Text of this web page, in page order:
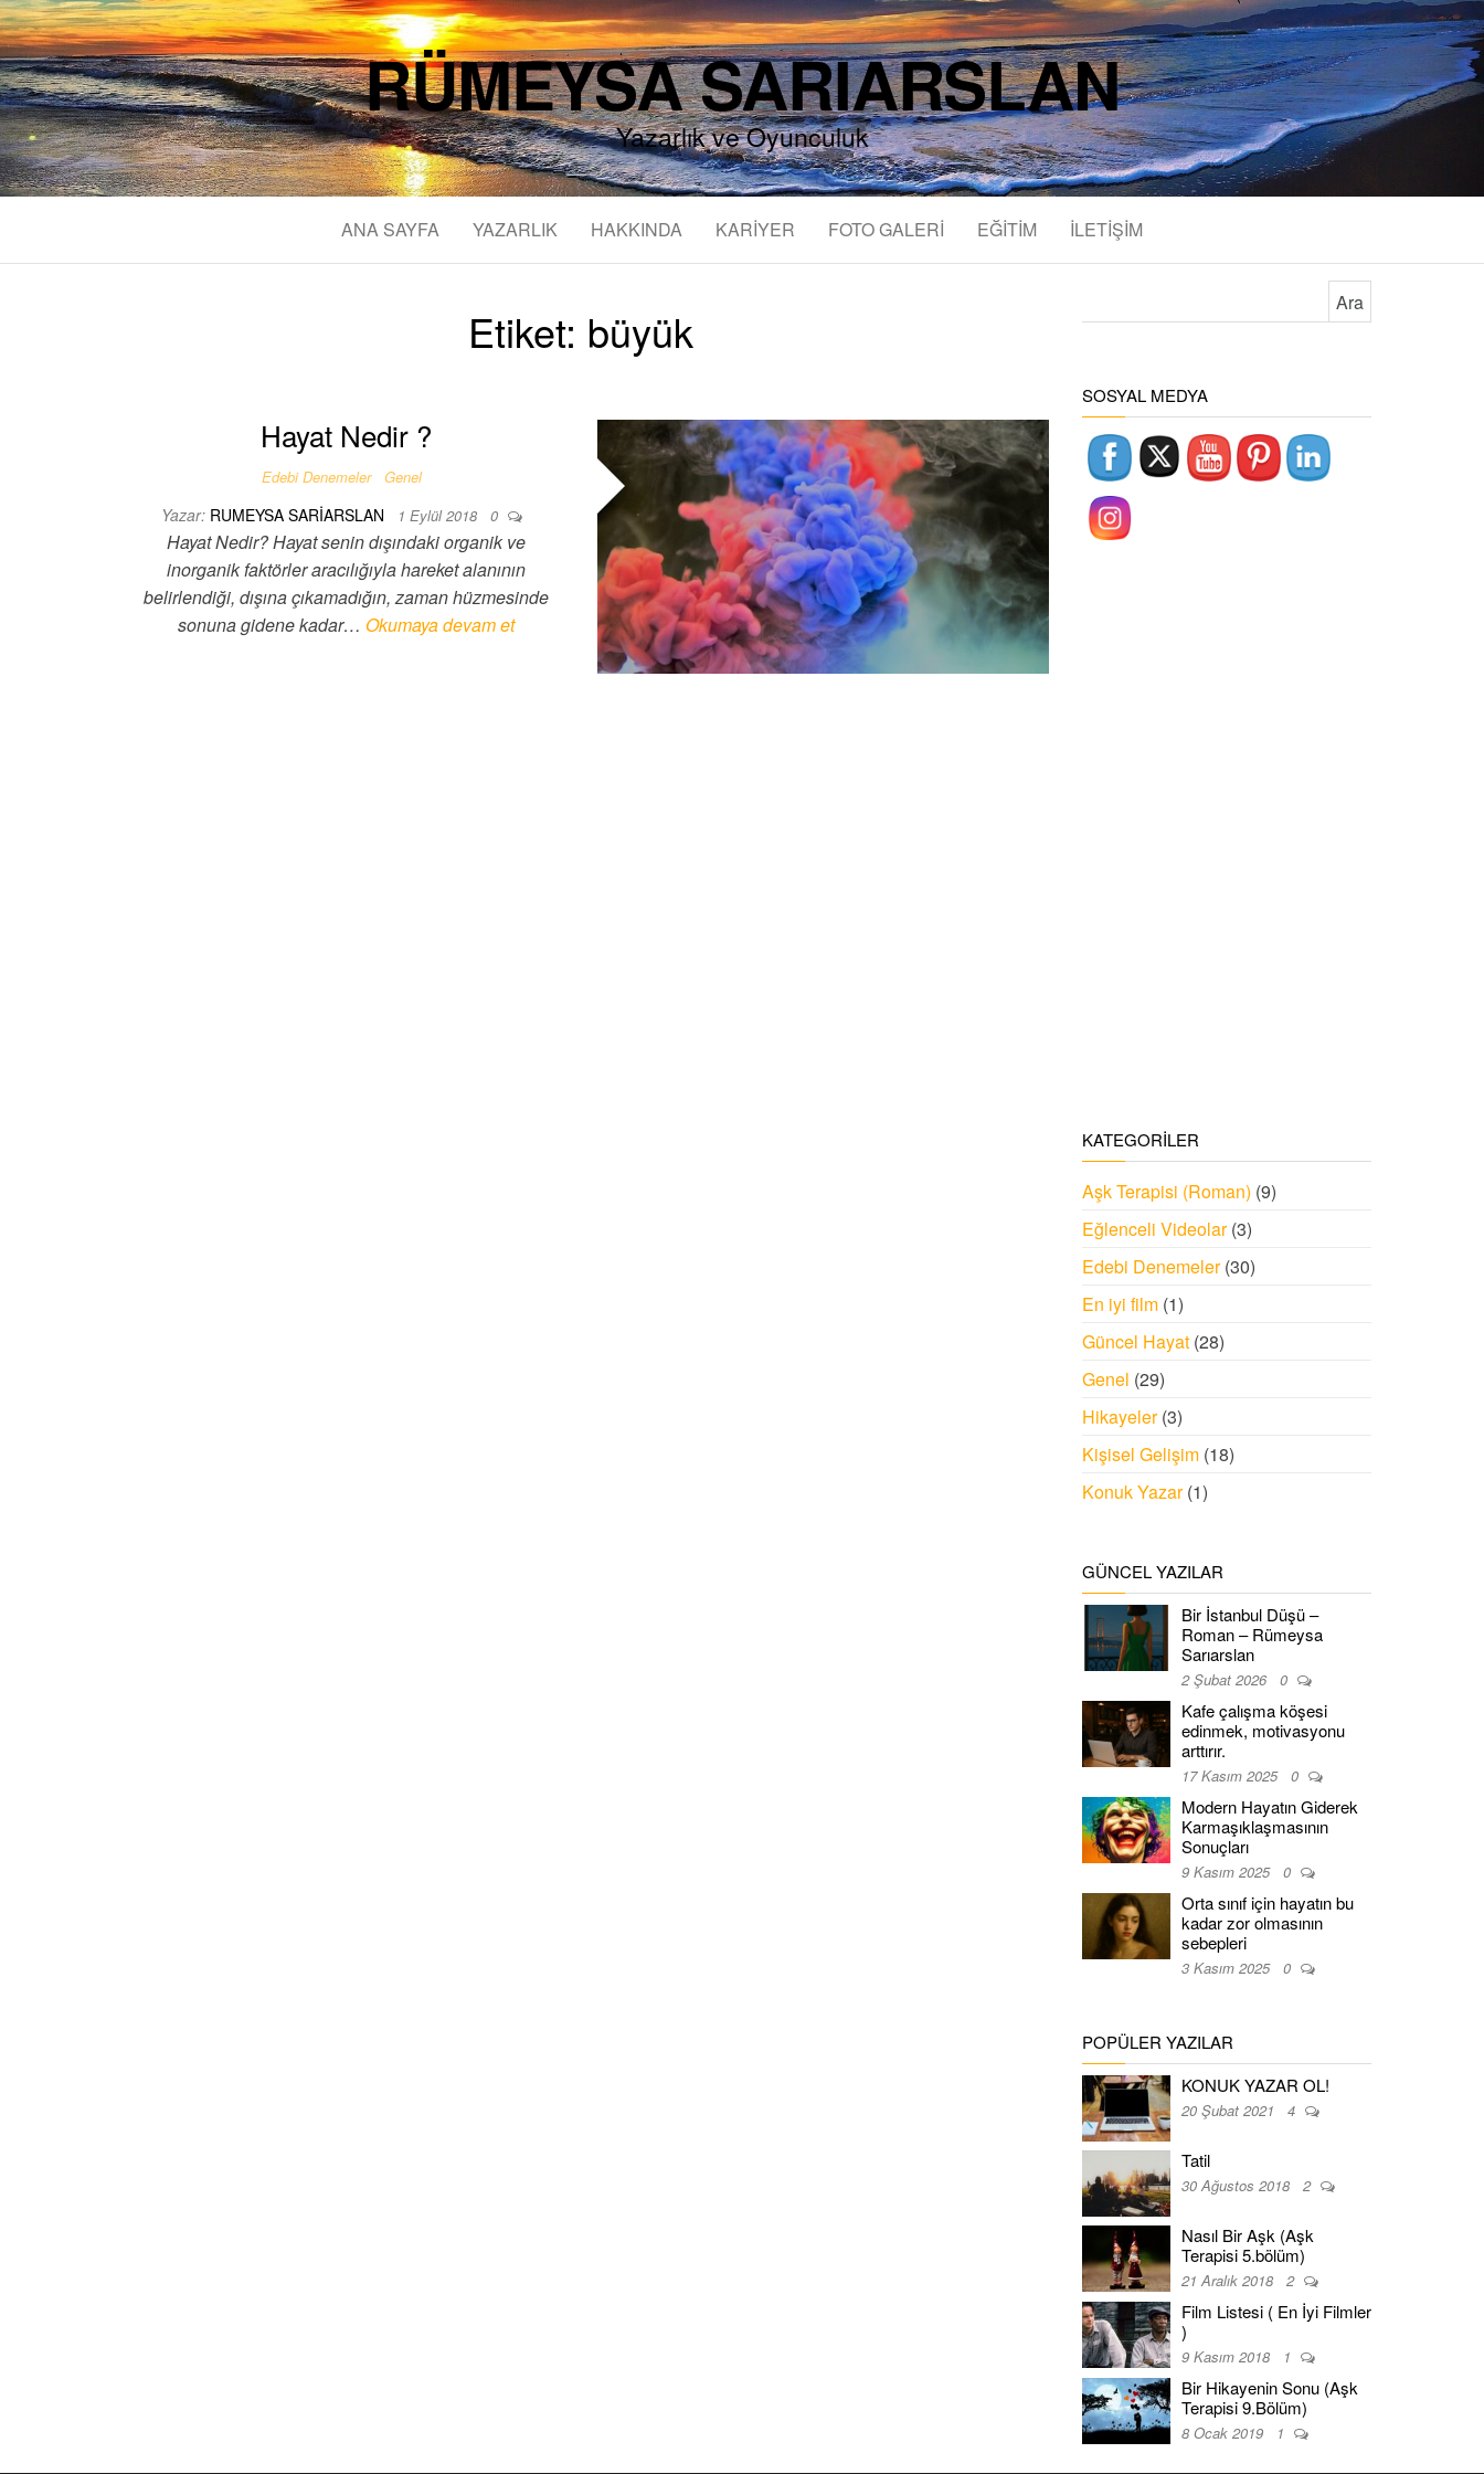
RÜMEYSA SARIARSLAN
Yazarlık ve Oyunculuk
ANA SAYFA YAZARLIK HAKKINDA KARİYER FOTO GALERİ EĞİTİM İLETİŞİM
Etiket: büyük
Hayat Nedir ?
Edebi Denemeler Genel
Yazar: RUMEYSA SARIARSLAN 1 Eylül 2018 0
Hayat Nedir? Hayat senin dışındaki organik ve
inorganik faktörler aracılığıyla hareket alanının
belirlendiği, dışına çıkamadığın, zaman hüzmesinde
sonuna gidene kadar…Okumaya devam et
SOSYAL MEDYA
KATEGORILER
Aşk Terapisi (Roman) (9)
Eğlenceli Videolar(3)
Edebi Denemeler(30)
En iyi film(1)
Güncel Hayat(28)
Genel (29)
Hikayeler(3)
Kişisel Gelişim(18)
Konuk Yazar(1)
GÜNCEL YAZILAR
Bir İstanbul Düşü –
Roman – Rümeysa
Sarıarslan
2 Şubat 2026 0
Kafe çalışma köşesi
edinmek, motivasyonu
arttırır.
17 Kasım 2025 0
Modern Hayatın Giderek
Karmaşıklaşmasının
Sonuçları
9 Kasım 2025 0
Orta sınıf için hayatın bu
kadar zor olmasının
sebepleri
3 Kasım 2025 0
POPÜLER YAZILAR
KONUK YAZAR OL!
20 Şubat 2021 4
Tatil
30 Ağustos 2018 2
Nasıl Bir Aşk (Aşk
Terapisi 5.bölüm)
21 Aralık 2018 2
Film Listesi ( En İyi Filmler
)
9 Kasım 2018 1
Bir Hikayenin Sonu (Aşk
Terapisi 9.Bölüm)
8 Ocak 2019 1